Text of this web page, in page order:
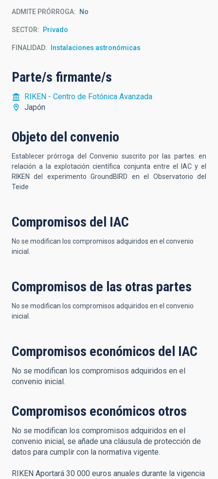
ADMITE PRÓRROGA No
SECTOR Privado
FINALIDAD Instalaciones astronómicas
Parte/s firmante/s
RIKEN - Centro de Fotónica Avanzada
Japón
Objeto del convenio
Establecer prórroga del Convenio suscrito por las partes.
en
relación a la explotación científica conjunta entre el IAC y el
RIKEN del experimento GroundBIRD en el Observatorio del
Teide
Compromisos del IAC
No se modifican los compromisos adquiridos en el convenio
inicial.
Compromisos de las otras partes
No se modifican los compromisos adquiridos en el convenio
inicial.
Compromisos económicos del IAC
No se modifican los compromisos adquiridos en el
convenio inicial.
Compromisos económicos otros
No se modifican los compromisos adquiridos en el
convenio inicial, se añade una cláusula de protección de
datos para cumplir con la normativa vigente.
RIKEN Aportará 30 000 euros anuales durante la vigencia